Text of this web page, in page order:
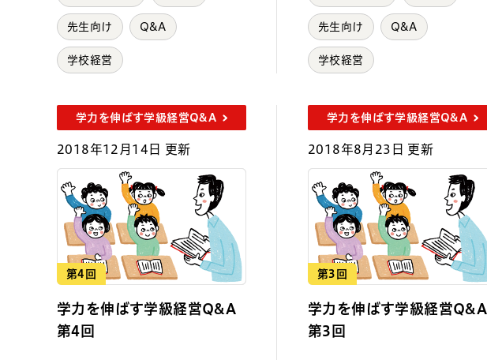
先生向け Q&A
学校経営
先生向け Q&A
学校経営
学力を伸ばす学級経営Q&A
2018年12月14日 更新
第4回
学力を伸ばす学級経営Q&A
第4回
学力を伸ばす学級経営Q&A
2018年8月23日 更新
第3回
学力を伸ばす学級経営Q&A
第3回